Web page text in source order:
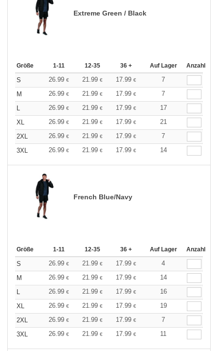
Extreme Green / Black
Größe 1-11 12-35 36 + Auf Lager Anzahl
S 26.99 € 21.99 € 17.99 €
7
M
26.99 € 21.99 € 17.99 €
7
L
26.99 € 21.99 € 17.99 €
17
XL
26.99 € 21.99 € 17.99 €
21
2XL
26.99 € 21.99 € 17.99 €
7
3XL
26.99 € 21.99 € 17.99 € 14
French Blue/Navy
Größe 1-11 12-35 36 + Auf Lager Anzahl
S 26.99 € 21.99 € 17.99 €
4
M
26.99 € 21.99 € 17.99 €
14
L
26.99 € 21.99 € 17.99 €
16
XL
26.99 € 21.99 € 17.99 €
19
2XL
26.99 € 21.99 € 17.99 €
7
3XL
26.99 € 21.99 € 17.99 € 11